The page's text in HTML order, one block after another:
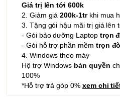
Giá trị lên tới 600k
2. Giảm giá200k-1trkhi mua
3. Tặng gói hậu mãi trị giá lên
- Gói bảo dưỡng Laptop trọn
- Gói hỗ trợ phần mềm trọn
4. Windows theo máy
Hộ trợ Windows bản quyền
100%
*Hỗ trợ trả góp 0% xem chi